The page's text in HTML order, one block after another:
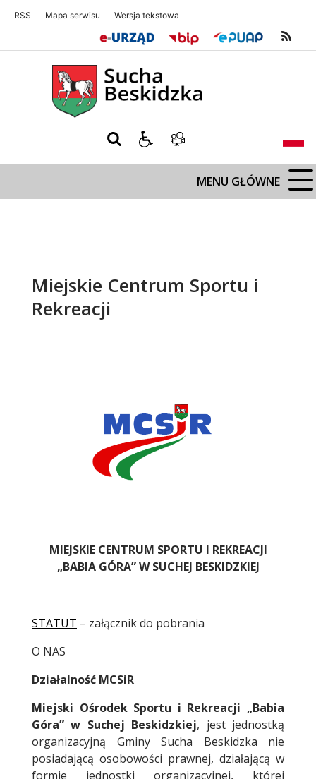
RSS Mapa serwisu Wersja tekstowa
Sucha Beskidzka
MENU GŁÓWNE
Miejskie Centrum Sportu i
Rekreacji
MIEJSKIE CENTRUM SPORTU I REKREACJI
„BABIA GÓRA” W SUCHEJ BESKIDZKIEJ
STATUT – załącznik do pobrania
O NAS
Działalność MCSiR
Miejski Ośrodek Sportu i Rekreacji „Babia
Góra” w Suchej Beskidzkiej, jest jednostką
organizacyjną Gminy Sucha Beskidzka nie
posiadającą osobowości prawnej, działającą w
formie jednostki organizacyjnej, której